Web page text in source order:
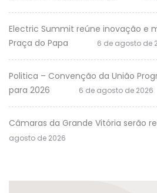
Electric Summit reúne inovação e
Praça do Papa
6 de agosto de
Politica – Convenção da União
para 2026
6 de agosto de 2026
Câmaras da Grande Vitória serão
agosto de 2026